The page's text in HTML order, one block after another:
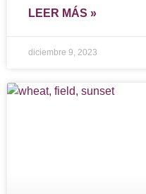
LEER MÁS »
diciembre 9, 2023